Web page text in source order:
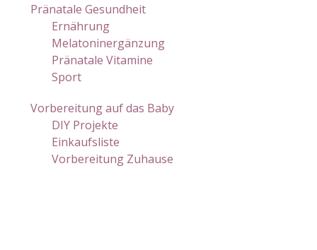
Pränatale Gesundheit
Ernährung
Melatoninergänzung
Pränatale Vitamine
Sport
Vorbereitung auf das Baby
DIY Projekte
Einkaufsliste
Vorbereitung Zuhause